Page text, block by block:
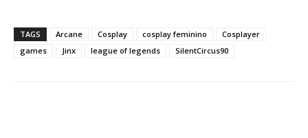
TAGS Arcane Cosplay cosplay feminino
Cosplayer
games
Jinx league of legends SilentCircus90